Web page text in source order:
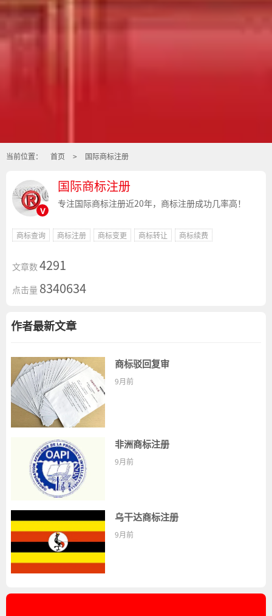
当前位置： 首页 > 国际商标注册
v
国际商标注册
专注国际商标注册近20年，商标注册成功几率高！
商标查询 商标注册 商标变更 商标转让 商标续费
文章数4291
点击量 8340634
作者最新文章
商标驳回复审
9月前
非洲商标注册
9月前
乌干达商标注册
9月前